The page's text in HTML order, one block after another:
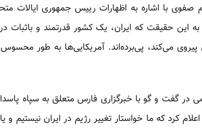
صفوی با اشاره به اظهارات رییس جمهوری ایالات
این حقیقت که ایران، یک کشور قدرتمند و
پیروی می‌کند، پی‌برده‌اند. آمریکایی‌ها به طور
در گفت و گو با خبرگزاری فارس متعلق به سپاه
کرد که ما خواستار تغییر رژیم در ایران نیستیم و